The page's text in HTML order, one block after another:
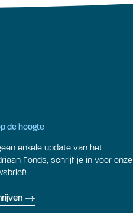
de hoogte
enkele update van het
Fonds, schrijf je in voor onze